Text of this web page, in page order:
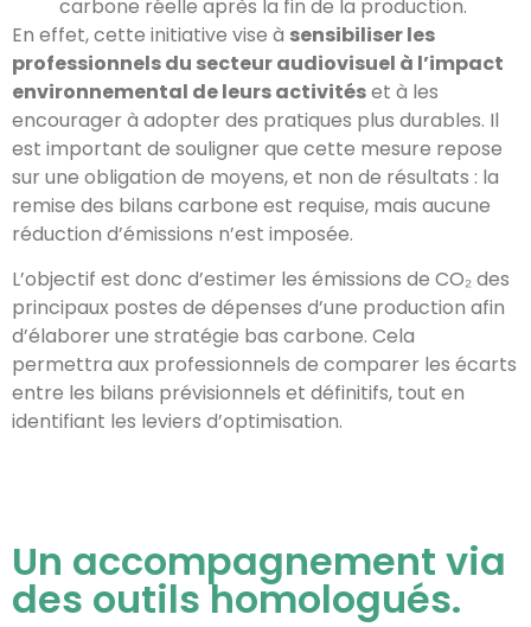
carbone réelle après la fin de la production.
En effet, cette initiative vise à sensibiliser les
professionnels du secteur audiovisuel à l’impact
environnemental de leurs activitéset à les
encourager à adopter des pratiques plus durables. Il
est important de souligner que cette mesure repose
sur une obligation de moyens, et non de résultats : la
remise des bilans carbone est requise, mais aucune
réduction d’émissions n’est imposée.
L’objectif est donc d’estimer les émissions de CO₂ des
principaux postes de dépenses d’une production afin
d’élaborer une stratégie bas carbone. Cela
permettra aux professionnels de comparer les écarts
entre les bilans prévisionnels et définitifs, tout en
identifiant les leviers d’optimisation.
Un accompagnement via
des outils homologués.